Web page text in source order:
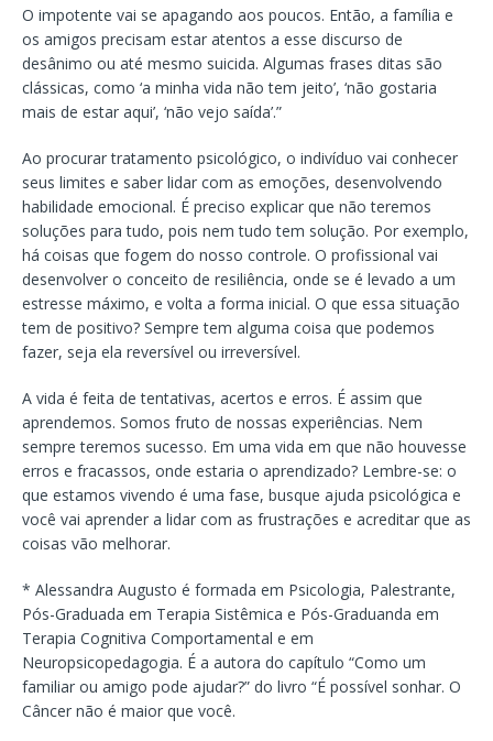
O impotente vai se apagando aos poucos. Então, a família e
os amigos precisam estar atentos a esse discurso de
desânimo ou até mesmo suicida. Algumas frases ditas são
clássicas, como ‘a minha vida não tem jeito’, ‘não gostaria
mais de estar aqui’, ‘não vejo saída’.”
Ao procurar tratamento psicológico, o indivíduo vai conhecer
seus limites e saber lidar com as emoções, desenvolvendo
habilidade emocional. É preciso explicar que não teremos
soluções para tudo, pois nem tudo tem solução. Por exemplo,
há coisas que fogem do nosso controle. O profissional vai
desenvolver o conceito de resiliência, onde se é levado a um
estresse máximo, e volta a forma inicial. O que essa situação
tem de positivo? Sempre tem alguma coisa que podemos
fazer, seja ela reversível ou irreversível.
A vida é feita de tentativas, acertos e erros. É assim que
aprendemos. Somos fruto de nossas experiências. Nem
sempre teremos sucesso. Em uma vida em que não houvesse
erros e fracassos, onde estaria o aprendizado? Lembre-se: o
que estamos vivendo é uma fase, busque ajuda psicológica e
você vai aprender a lidar com as frustrações e acreditar que as
coisas vão melhorar.
* Alessandra Augusto é formada em Psicologia, Palestrante,
Pós-Graduada em Terapia Sistêmica e Pós-Graduanda em
Terapia Cognitiva Comportamental e em
Neuropsicopedagogia. É a autora do capítulo “Como um
familiar ou amigo pode ajudar?” do livro “É possível sonhar. O
Câncer não é maior que você.